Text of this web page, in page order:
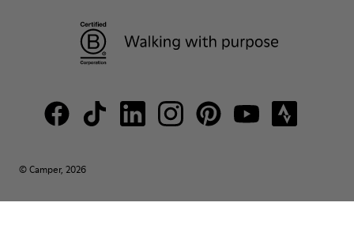
© Camper, 2026